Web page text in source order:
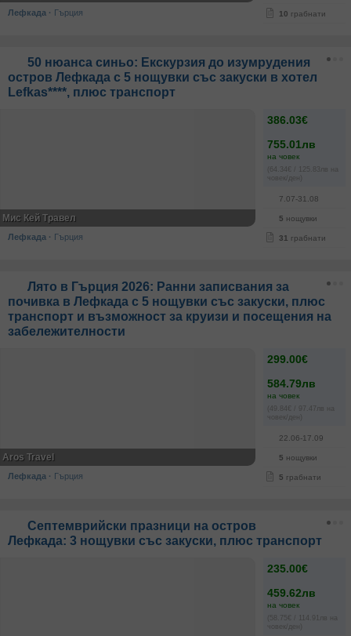
10 грабнати
Лефкада · Гърция
50 нюанса синьо: Екскурзия до изумрудения
остров Лефкада с 5 нощувки със закуски в хотел
Lefkas****, плюс транспорт
386.03€
755.01лв
на човек
(64.34€ / 125.83лв на
човек/ден)
7.07-31.08
5 нощувки
31 грабнати
Мис Кей Травел
Лефкада · Гърция
Лято в Гърция 2026: Ранни записвания за
почивка в Лефкада с 5 нощувки със закуски, плюс
транспорт и възможност за круизи и посещения на
забележителности
299.00€
584.79лв
на човек
(49.84€ / 97.47лв на
човек/ден)
22.06-17.09
5 нощувки
5 грабнати
Aros Travel
Лефкада · Гърция
Септемврийски празници на остров
Лефкада: 3 нощувки със закуски, плюс транспорт
235.00€
459.62лв
на човек
(58.75€ / 114.91лв на
човек/ден)